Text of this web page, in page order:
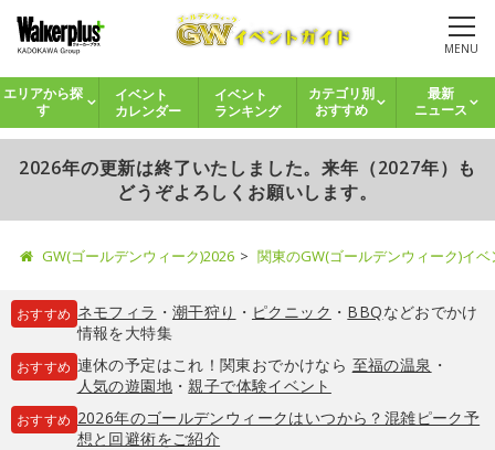
MENU
エリアから探
す
イベント
カレンダー
イベント
ランキング
カテゴリ別
おすすめ
最新
ニュース
2026年の更新は終了いたしました。来年（2027年）も
どうぞよろしくお願いします。
GW(ゴールデンウィーク)2026 関東のGW(ゴールデンウィーク)イ
おすすめ ネモフィラ ・ 潮干狩り ・ ピクニック ・ BBQなどおでかけ
情報を大特集
おすすめ 連休の予定はこれ！関東おでかけなら 至福の温泉 ・
人気の遊園地・親子で体験イベント
おすすめ 2026年のゴールデンウィークはいつから？混雑ピーク予
想と回避術をご紹介